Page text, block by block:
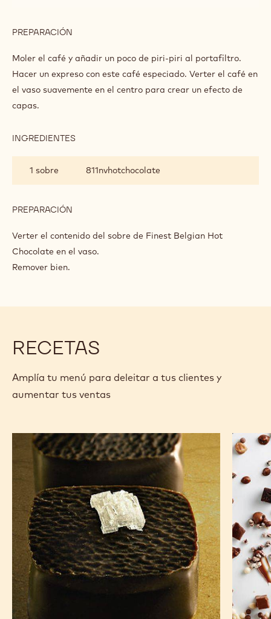
PREPARACIÓN
CALIENTE
ESPECIADO
MACCHIATO
Moler el café y añadir un poco de piri-piri al portafiltro.
Hacer un expreso con este café especiado. Verter el café en
el vaso suavemente en el centro para crear un efecto de
capas.
INGREDIENTES
ESPECIADO
MACCHIATO
1 sobre 811nvhotchocolate
PREPARACIÓN
CALIENTE
MACCHIATO
Verter el contenido del sobre de Finest Belgian Hot
Chocolate en el vaso.
Remover bien.
RECETAS
Amplía tu menú para deleitar a tus clientes y
aumentar tus ventas
Chocolates
Andes
de